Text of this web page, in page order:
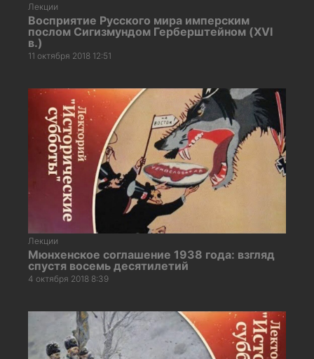
Лекции
Восприятие Русского мира имперским
послом Сигизмундом Герберштейном (XVI
в.)
11 октября 2018 12:51
Лекции
Мюнхенское соглашение 1938 года: взгляд
спустя восемь десятилетий
4 октября 2018 8:39